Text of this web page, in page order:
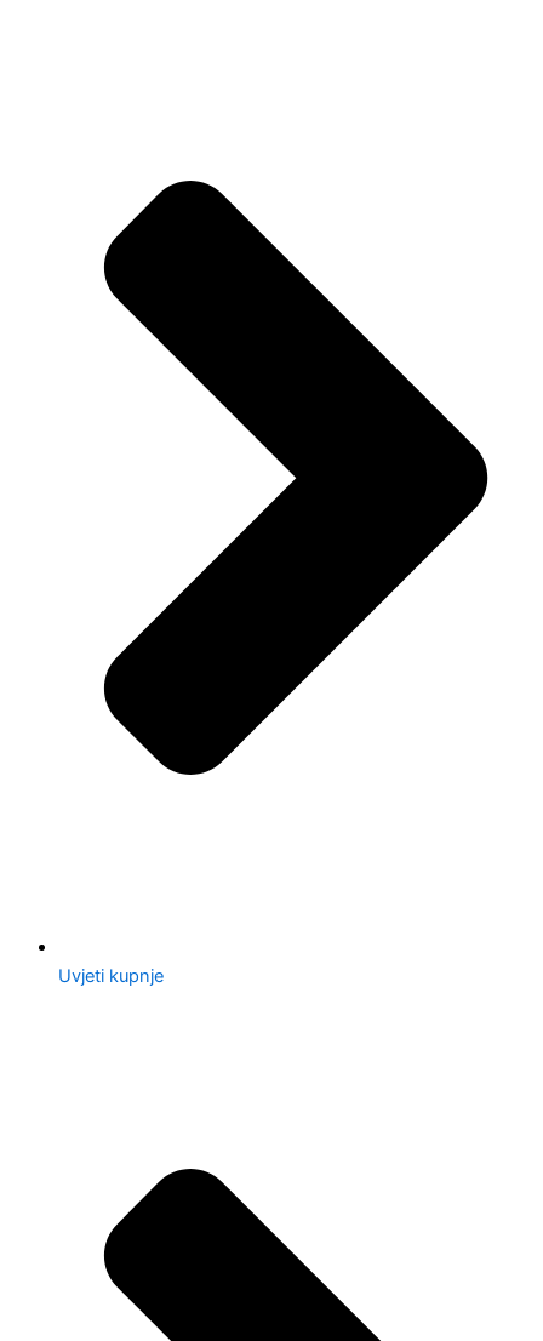
Uvjeti kupnje